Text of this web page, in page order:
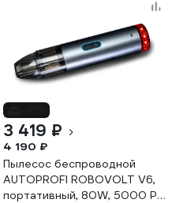
3 419 ₽
4 190 ₽
Пылесос беспроводной
AUTOPROFI ROBOVOLT V6,
портативный, 80W, 5000 Pa,